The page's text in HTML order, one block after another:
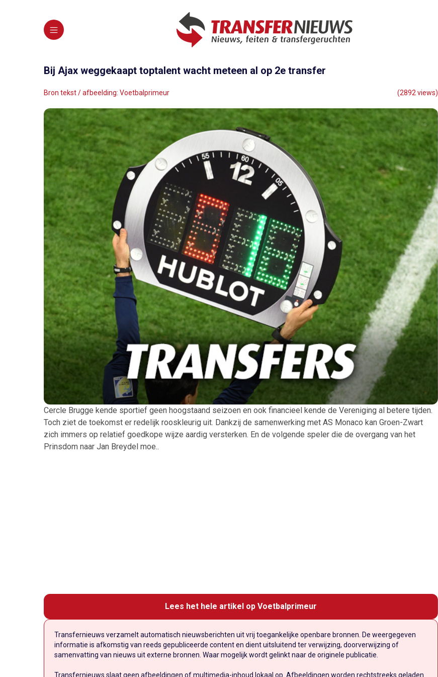
Bij Ajax weggekaapt toptalent wacht meteen al op 2e transfer
Bron tekst / afbeelding: Voetbalprimeur (2892 views)
Cercle Brugge kende sportief geen hoogstaand seizoen en ook financieel kende de Vereniging al betere tijden.
Toch ziet de toekomst er redelijk rooskleurig uit. Dankzij de samenwerking met AS Monaco kan Groen-Zwart
zich immers op relatief goedkope wijze aardig versterken. En de volgende speler die de overgang van het
Prinsdom naar Jan Breydel moe..
Lees het hele artikel op Voetbalprimeur
Transfernieuws verzamelt automatisch nieuwsberichten uit vrij toegankelijke openbare bronnen. De weergegeven
informatie is afkomstig van reeds gepubliceerde content en dient uitsluitend ter verwijzing, doorverwijzing of
samenvatting van nieuws uit externe bronnen. Waar mogelijk wordt gelinkt naar de originele publicatie.
Transfernieuws slaat geen afbeeldingen of multimedia-inhoud lokaal op. Afbeeldingen worden rechtstreeks geladen